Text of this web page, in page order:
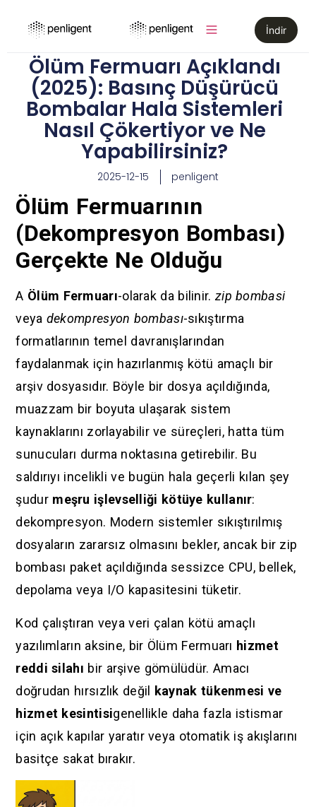
İndir
Ölüm Fermuarı Açıklandı
(2025): Basınç Düşürücü
Bombalar Hala Sistemleri
Nasıl Çökertiyor ve Ne
Yapabilirsiniz?
2025-12-15 penligent
Ölüm Fermuarının
(Dekompresyon Bombası)
Gerçekte Ne Olduğu
A Ölüm Fermuarı-olarak da bilinir. zip bombasi
veya dekompresyon bombası-sıkıştırma
formatlarının temel davranışlarından
faydalanmak için hazırlanmış kötü amaçlı bir
arşiv dosyasıdır. Böyle bir dosya açıldığında,
muazzam bir boyuta ulaşarak sistem
kaynaklarını zorlayabilir ve süreçleri, hatta tüm
sunucuları durma noktasına getirebilir. Bu
saldırıyı incelikli ve bugün hala geçerli kılan şey
şudur meşru işlevselliği kötüye kullanır:
dekompresyon. Modern sistemler sıkıştırılmış
dosyaların zararsız olmasını bekler, ancak bir zip
bombası paket açıldığında sessizce CPU, bellek,
depolama veya I/O kapasitesini tüketir.
Kod çalıştıran veya veri çalan kötü amaçlı
yazılımların aksine, bir Ölüm Fermuarı hizmet
reddi silahı bir arşive gömülüdür. Amacı
doğrudan hırsızlık değil
kaynak tükenmesi ve
hizmet kesintisigenellikle daha fazla istismar
için açık kapılar yaratır veya otomatik iş akışlarını
basitçe sakat bırakır.